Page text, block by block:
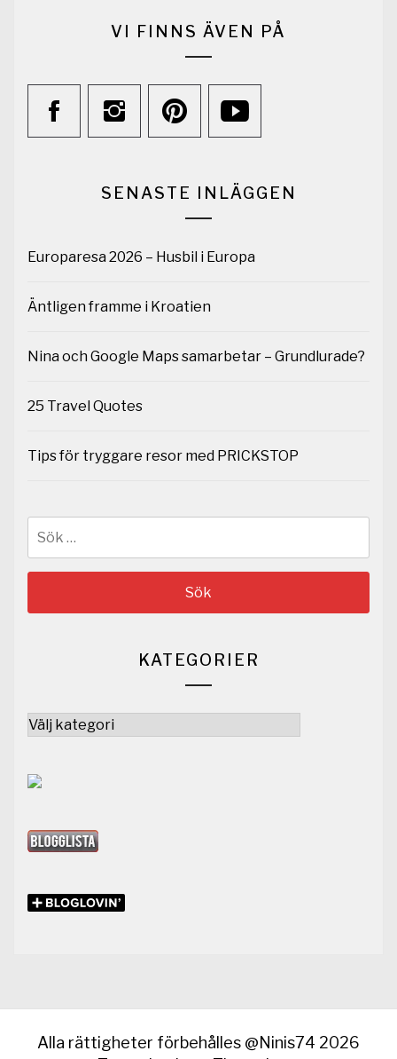
VI FINNS ÄVEN PÅ
SENASTE INLÄGGEN
Europaresa 2026 – Husbil i Europa
Äntligen framme i Kroatien
Nina och Google Maps samarbetar – Grundlurade?
25 Travel Quotes
Tips för tryggare resor med PRICKSTOP
KATEGORIER
Kategorier
Alla rättigheter förbehålles @Ninis74 2026